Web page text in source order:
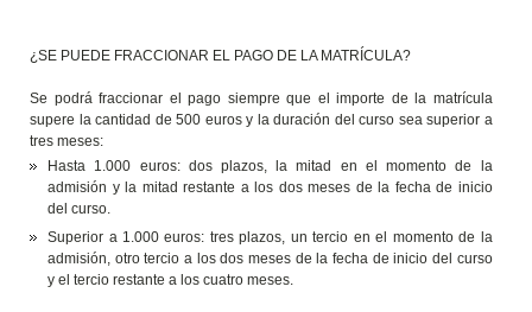
¿SE PUEDE FRACCIONAR EL PAGO DE LA MATRÍCULA?
Se podrá fraccionar el pago siempre que el importe de la matrícula
supere la cantidad de 500 euros y la duración del curso sea superior a
tres meses:
Hasta 1.000 euros: dos plazos, la mitad en el momento de la
admisión y la mitad restante a los dos meses de la fecha de inicio
del curso.
Superior a 1.000 euros: tres plazos, un tercio en el momento de la
admisión, otro tercio a los dos meses de la fecha de inicio del curso
y el tercio restante a los cuatro meses.